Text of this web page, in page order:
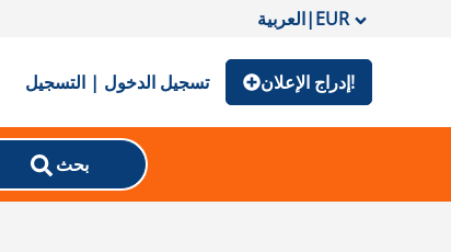
العربية|EUR
تسجيل الدخول | التسجيل إدراج الإعلان!
بحث